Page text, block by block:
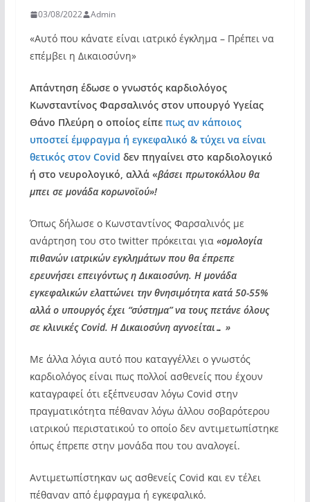
03/08/2022 Admin
«Αυτό που κάνατε είναι ιατρικό έγκλημα – Πρέπει να
επέμβει η Δικαιοσύνη»
Απάντηση έδωσε ο γνωστός καρδιολόγος
Κωνσταντίνος Φαρσαλινός στον υπουργό Υγείας
Θάνο Πλεύρη ο οποίος είπε πως αν κάποιος
υποστεί έμφραγμα ή εγκεφαλικό & τύχει να είναι
θετικός στον Covid δεν πηγαίνει στο καρδιολογικό
ή στο νευρολογικό, αλλά «βάσει πρωτοκόλλου θα
μπει σε μονάδα κορωνοϊού»!
Όπως δήλωσε ο Κωνσταντίνος Φαρσαλινός με
ανάρτηση του στο twitter πρόκειται για «ομολογία
πιθανών ιατρικών εγκλημάτων που θα έπρεπε
ερευνήσει επειγόντως η Δικαιοσύνη. Η μονάδα
εγκεφαλικών ελαττώνει την θνησιμότητα κατά 50-55%
αλλά ο υπουργός έχει “σύστημα” να τους πετάνε όλους
σε κλινικές Covid. Η Δικαιοσύνη αγνοείται… »
Με άλλα λόγια αυτό που καταγγέλλει ο γνωστός
καρδιολόγος είναι πως πολλοί ασθενείς που έχουν
καταγραφεί ότι εξέπνευσαν λόγω Covid στην
πραγματικότητα πέθαναν λόγω άλλου σοβαρότερου
ιατρικού περιστατικού το οποίο δεν αντιμετωπίστηκε
όπως έπρεπε στην μονάδα που του αναλογεί.
Αντιμετωπίστηκαν ως ασθενείς Covid και εν τέλει
πέθαναν από έμφραγμα ή εγκεφαλικό.